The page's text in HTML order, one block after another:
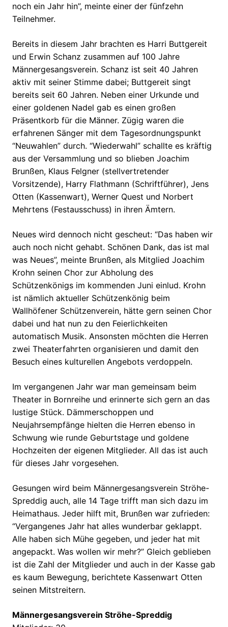
noch ein Jahr hin”, meinte einer der fünfzehn
Teilnehmer.
Bereits in diesem Jahr brachten es Harri Buttgereit
und Erwin Schanz zusammen auf 100 Jahre
Männergesangsverein. Schanz ist seit 40 Jahren
aktiv mit seiner Stimme dabei; Buttgereit singt
bereits seit 60 Jahren. Neben einer Urkunde und
einer goldenen Nadel gab es einen großen
Präsentkorb für die Männer. Zügig waren die
erfahrenen Sänger mit dem Tagesordnungspunkt
“Neuwahlen” durch. “Wiederwahl” schallte es kräftig
aus der Versammlung und so blieben Joachim
Brunßen, Klaus Felgner (stellvertretender
Vorsitzende), Harry Flathmann (Schriftführer), Jens
Otten (Kassenwart), Werner Quest und Norbert
Mehrtens (Festausschuss) in ihren Ämtern.
Neues wird dennoch nicht gescheut: “Das haben wir
auch noch nicht gehabt. Schönen Dank, das ist mal
was Neues”, meinte Brunßen, als Mitglied Joachim
Krohn seinen Chor zur Abholung des
Schützenkönigs im kommenden Juni einlud. Krohn
ist nämlich aktueller Schützenkönig beim
Wallhöfener Schützenverein, hätte gern seinen Chor
dabei und hat nun zu den Feierlichkeiten
automatisch Musik. Ansonsten möchten die Herren
zwei Theaterfahrten organisieren und damit den
Besuch eines kulturellen Angebots verdoppeln.
Im vergangenen Jahr war man gemeinsam beim
Theater in Bornreihe und erinnerte sich gern an das
lustige Stück. Dämmerschoppen und
Neujahrsempfänge hielten die Herren ebenso in
Schwung wie runde Geburtstage und goldene
Hochzeiten der eigenen Mitglieder. All das ist auch
für dieses Jahr vorgesehen.
Gesungen wird beim Männergesangsverein Ströhe-
Spreddig auch, alle 14 Tage trifft man sich dazu im
Heimathaus. Jeder hilft mit, Brunßen war zufrieden:
“Vergangenes Jahr hat alles wunderbar geklappt.
Alle haben sich Mühe gegeben, und jeder hat mit
angepackt. Was wollen wir mehr?” Gleich geblieben
ist die Zahl der Mitglieder und auch in der Kasse gab
es kaum Bewegung, berichtete Kassenwart Otten
seinen Mitstreitern.
Männergesangsverein Ströhe-Spreddig